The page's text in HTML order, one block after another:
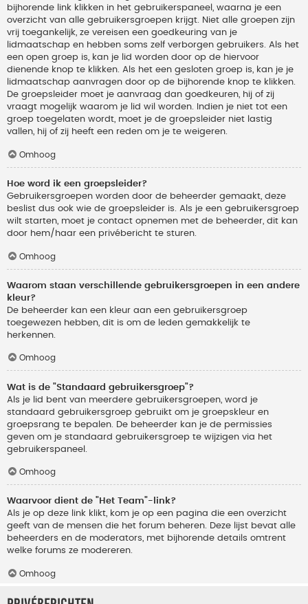
bijhorende link klikken in het gebruikerspaneel, waarna je een
overzicht van alle gebruikersgroepen krijgt. Niet alle groepen zijn
vrij toegankelijk, ze vereisen een goedkeuring van je
lidmaatschap en hebben soms zelf verborgen gebruikers. Als het
een open groep is, kan je lid worden door op de hiervoor
dienende knop te klikken. Als het een gesloten groep is, kan je je
lidmaatschap aanvragen door op de bijhorende knop te klikken.
De groepsleider moet je aanvraag dan goedkeuren, hij of zij
vraagt mogelijk waarom je lid wil worden. Indien je niet tot een
groep toegelaten wordt, moet je de groepsleider niet lastig
vallen, hij of zij heeft een reden om je te weigeren.
Omhoog
Hoe word ik een groepsleider?
Gebruikersgroepen worden door de beheerder gemaakt, deze
beslist dus ook wie de groepsleider is. Als je een gebruikersgroep
wilt starten, moet je contact opnemen met de beheerder, dit kan
door hem/haar een privébericht te sturen.
Omhoog
Waarom staan verschillende gebruikersgroepen in een andere
kleur?
De beheerder kan een kleur aan een gebruikersgroep
toegewezen hebben, dit is om de leden gemakkelijk te
herkennen.
Omhoog
Wat is de "Standaard gebruikersgroep"?
Als je lid bent van meerdere gebruikersgroepen, word je
standaard gebruikersgroep gebruikt om je groepskleur en
groepsrang te bepalen. De beheerder kan je de permissies
geven om je standaard gebruikersgroep te wijzigen via het
gebruikerspaneel.
Omhoog
Waarvoor dient de "Het Team"-link?
Als je op deze link klikt, kom je op een pagina die een overzicht
geeft van de mensen die het forum beheren. Deze lijst bevat alle
beheerders en de moderators, met bijhorende details omtrent
welke forums ze modereren.
Omhoog